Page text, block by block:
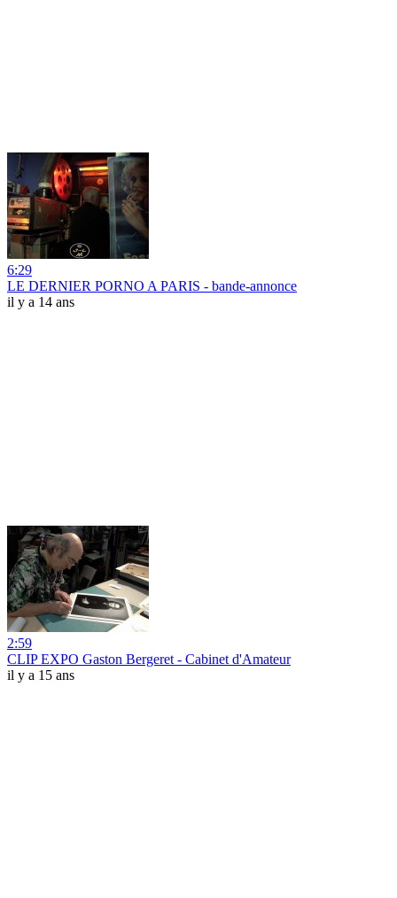
6:29
LE DERNIER PORNO A PARIS - bande-annonce
il y a 14 ans
2:59
CLIP EXPO Gaston Bergeret - Cabinet d'Amateur
il y a 15 ans